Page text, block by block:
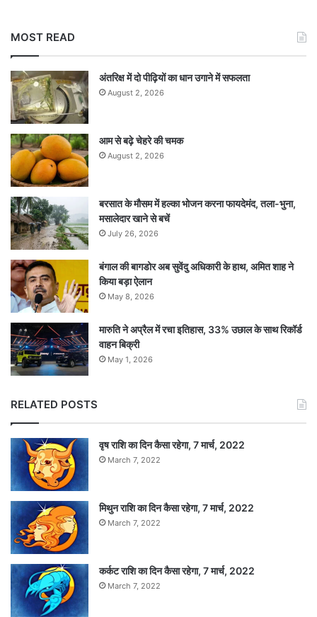
MOST READ
अंतरिक्ष में दो पीढ़ियों का धान उगाने में सफलता
August 2, 2026
आम से बढ़े चेहरे की चमक
August 2, 2026
बरसात के मौसम में हल्का भोजन करना फायदेमंद, तला-भुना,
मसालेदार खाने से बचें
July 26, 2026
बंगाल की बागडोर अब सुवेंदु अधिकारी के हाथ, अमित शाह ने
किया बड़ा ऐलान
May 8, 2026
मारुति ने अप्रैल में रचा इतिहास, 33% उछाल के साथ रिकॉर्ड
वाहन बिक्री
May 1, 2026
RELATED POSTS
वृष राशि का दिन कैसा रहेगा, 7 मार्च, 2022
March 7, 2022
मिथुन राशि का दिन कैसा रहेगा, 7 मार्च, 2022
March 7, 2022
कर्कट राशि का दिन कैसा रहेगा, 7 मार्च, 2022
March 7, 2022